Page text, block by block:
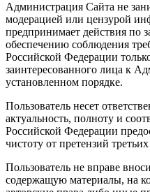
Администрация Сайта не
модерацией или цензурой
предпринимает действия по
обеспечению соблюдения
Российской Федерации
заинтересованного лица к
установленном порядке.
Пользователь несет
актуальность, полноту и
Российской Федерации
чистоту от претензий
Пользователь не вправе
содержащую материалы, на